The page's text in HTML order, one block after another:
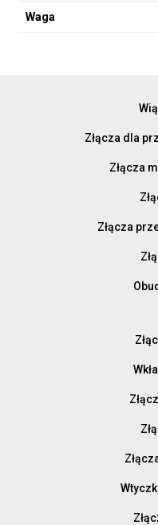
Waga
Złącza dla
Złącza
Złącza